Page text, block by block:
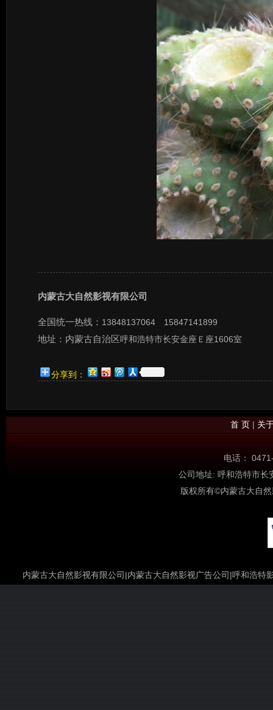
内蒙古大自然影视有限公司
全国统一热线： 13848137064 15847141899
地址：内蒙古自治区呼和浩特市长安金座Ｅ座1606室
分享到：
首 页 | 关
电话：
公司地址: 呼和浩特市
版权所有©内蒙古大自
内蒙古大自然影视有限公司 |内蒙古大自然影视广告公司|呼和浩特